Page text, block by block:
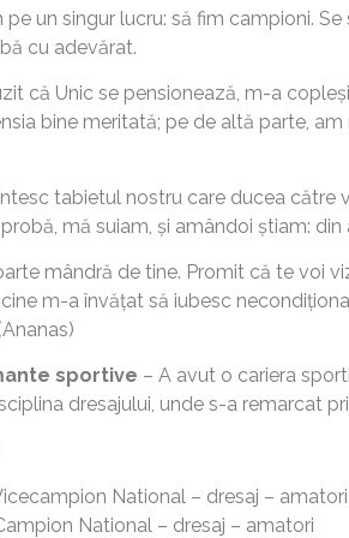
un singur lucru: să fim campioni.
cu adevărat.
că Unic se pensionează, m-a
bine meritată; pe de altă parte,
tabietul nostru care ducea către
mă suiam, și amândoi știam:
mândră de tine. Promit că te voi
m-a învățat să iubesc
sportive – A avut o cariera
dresajului, unde s-a remarcat
National – dresaj – amatori
National – dresaj – amatori